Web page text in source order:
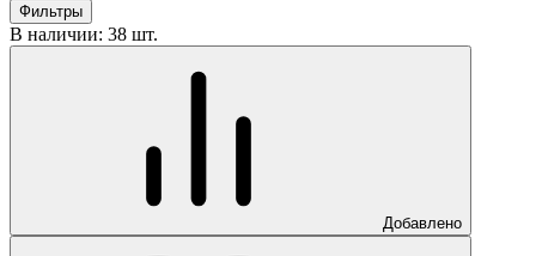
Фильтры
В наличии: 38 шт.
Добавлено